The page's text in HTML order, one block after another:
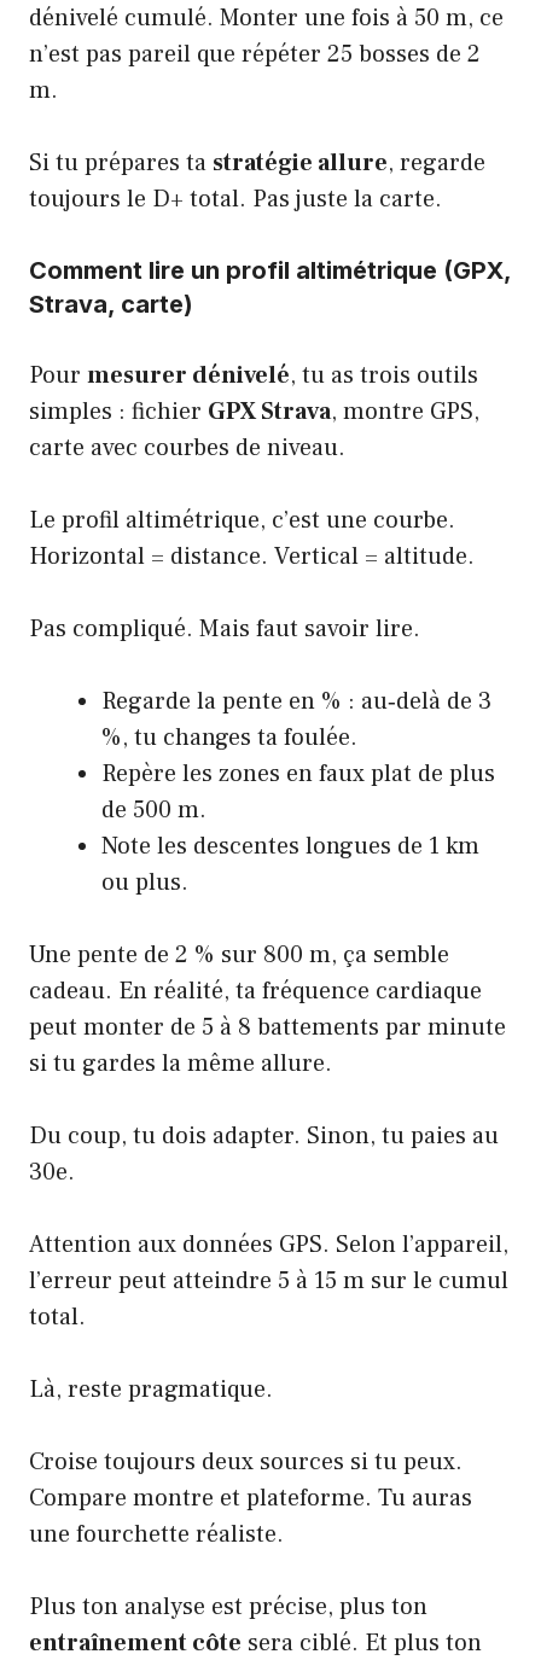
dénivelé cumulé. Monter une fois à 50 m, ce
n’est pas pareil que répéter 25 bosses de 2
m.
Si tuprépares ta stratégie allure, regarde
toujours le D+ total. Pas juste la carte.
Comment lire un profil altimétrique (GPX,
Strava, carte)
Pour mesurer dénivelé, tu as trois outils
simples : fichier GPX Strava, montre GPS,
carte avec courbes de niveau.
Le profil altimétrique, c’est une courbe.
Horizontal = distance. Vertical = altitude.
Pas compliqué. Mais faut savoir lire.
Regarde la pente en % : au‑delà de 3
%, tu changes ta foulée.
Repère les zones en faux plat de plus
de 500 m.
Note les descentes longues de 1 km
ou plus.
Une pente de 2 % sur 800 m, ça semble
cadeau. En réalité, ta fréquence cardiaque
peut monter de 5 à 8 battements par minute
si tu gardes la même allure.
Du coup, tu dois adapter. Sinon, tu paies au
30e.
Attention aux données GPS. Selon l’appareil,
l’erreur peut atteindre 5 à 15 m sur le cumul
total.
Là, reste pragmatique.
Croise toujours deux sources si tu peux.
Compare montre et plateforme. Tu auras
une fourchette réaliste.
Plus ton analyse est précise, plus ton
entraînement côte sera ciblé. Et plus ton